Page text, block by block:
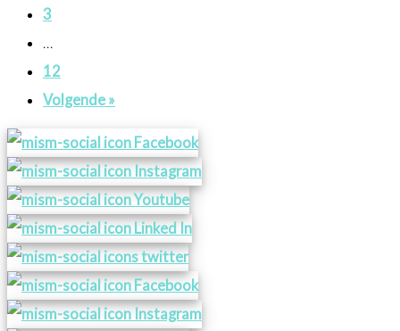
3
12
Volgende »